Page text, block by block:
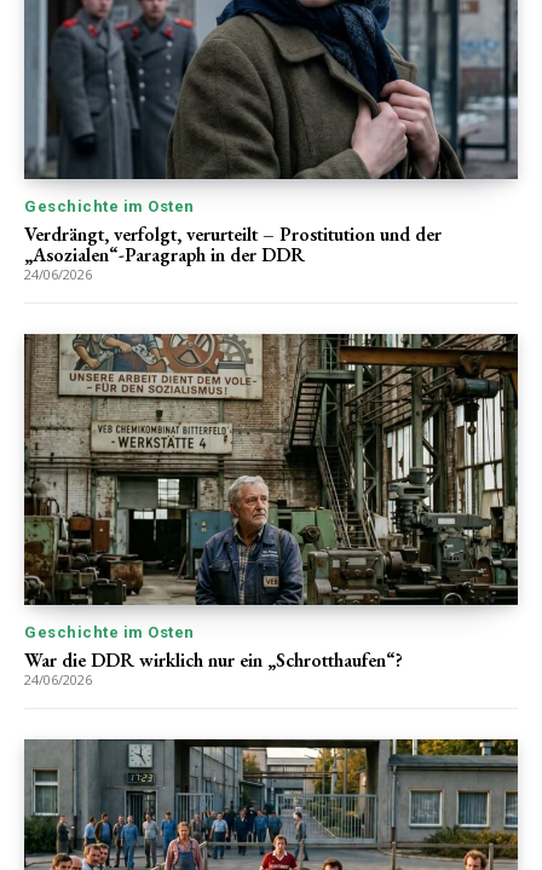
Geschichte im Osten
Verdrängt, verfolgt, verurteilt – Prostitution und der
„Asozialen“-Paragraph in der DDR
24/06/2026
Geschichte im Osten
War die DDR wirklich nur ein „Schrotthaufen“?
24/06/2026